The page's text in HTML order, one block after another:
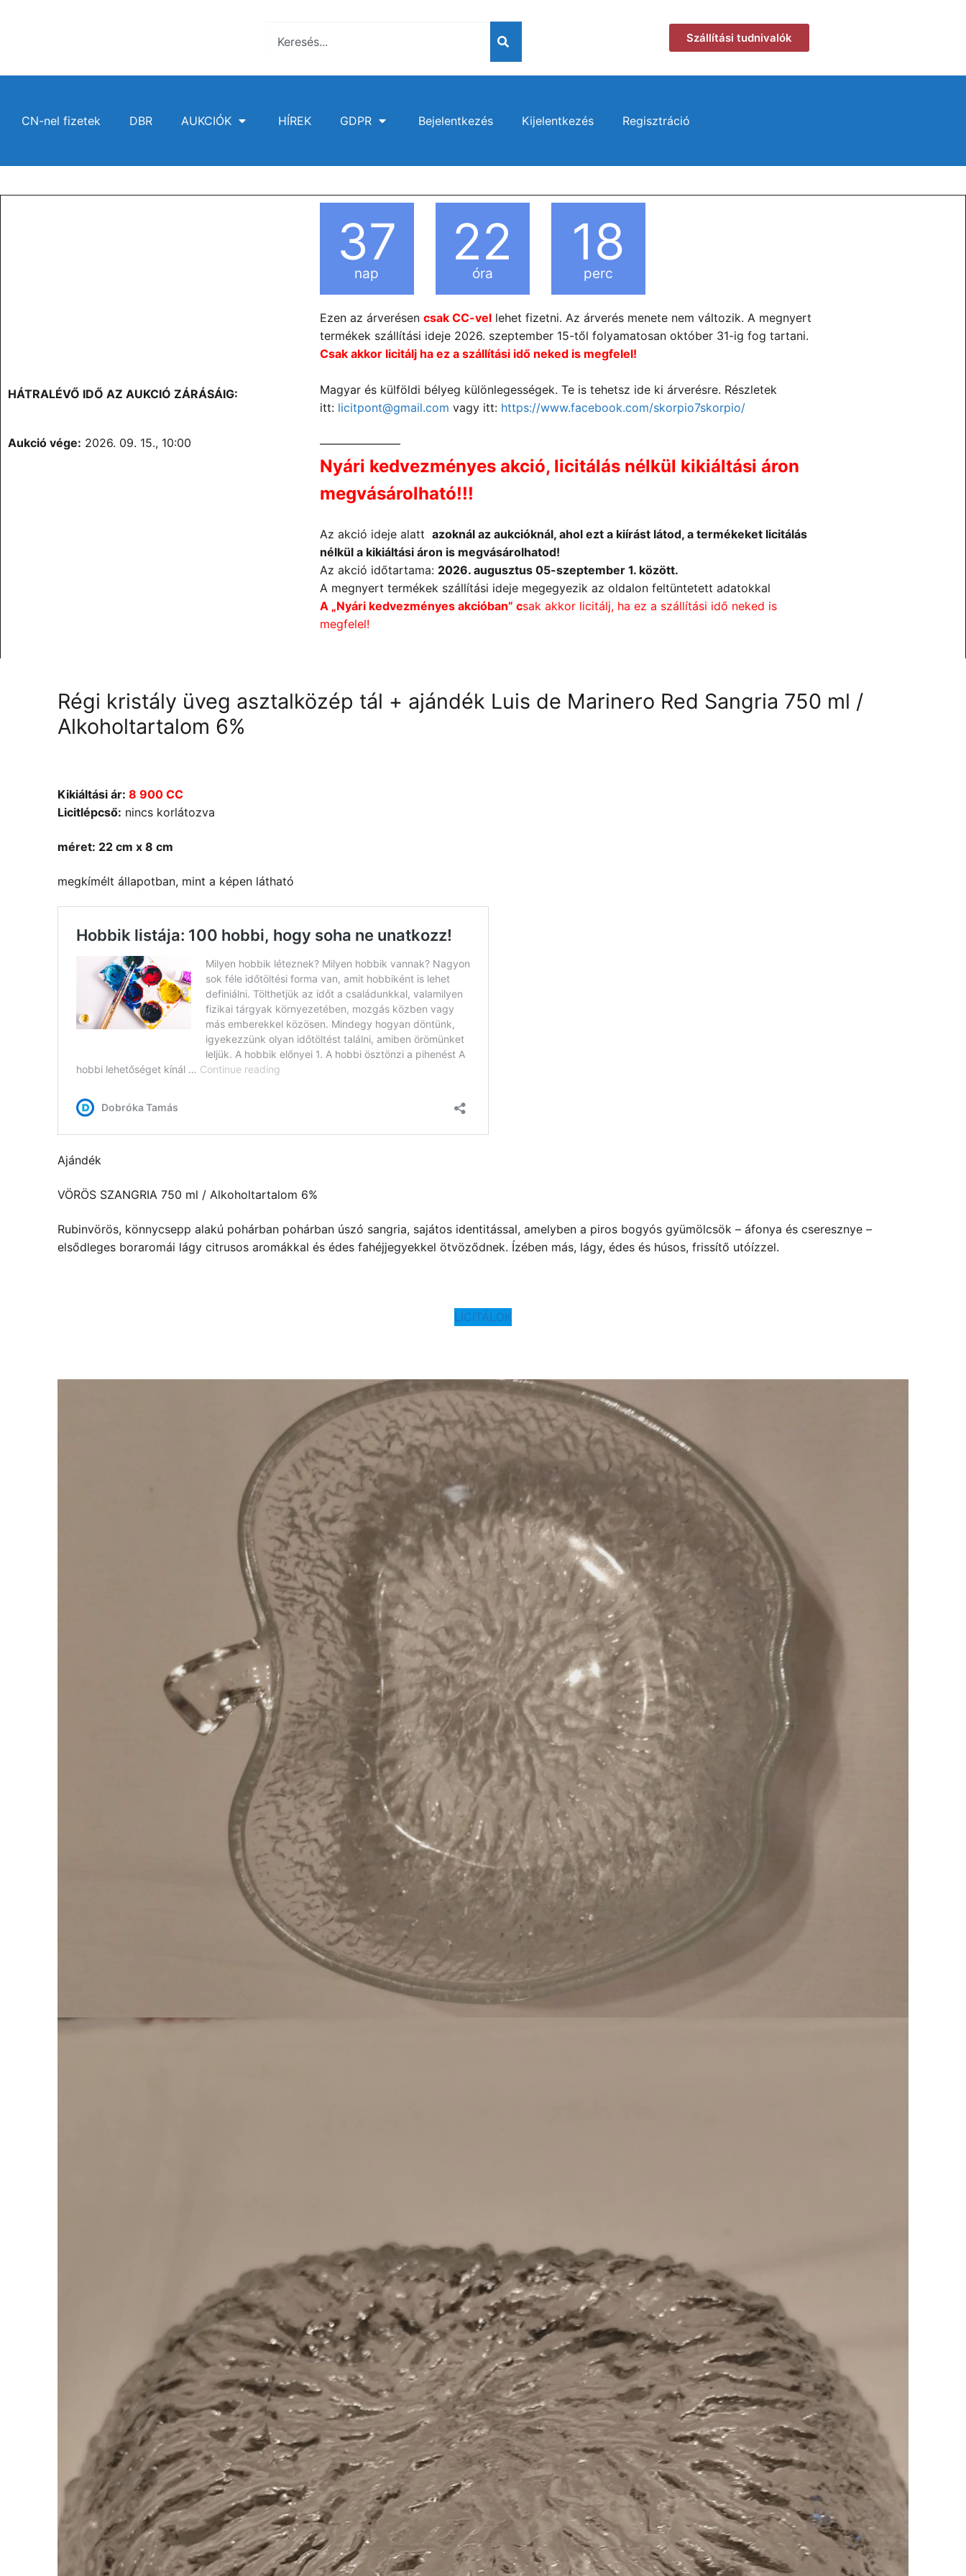
Szállítási tudnivalók
CN-nel fizetek DBR AUKCIÓK HÍREK GDPR Bejelentkezés Kijelentkezés Regisztráció
HÁTRALÉVŐ IDŐ AZ AUKCIÓ ZÁRÁSÁIG:
Aukció vége: 2026. 09. 15., 10:00
37
nap
22
óra
18
perc
Ezen az árverésen csak CC-vellehet fizetni. Az árverés menete nem változik. A megnyert
termékek szállítási ideje 2026. szeptember 15-től folyamatosan október 31-ig fog tartani.
Csak akkor licitálj ha ez a szállítási idő neked is megfelel!
Magyar és külföldi bélyeg különlegességek. Te is tehetsz ide ki árverésre. Részletek
itt: licitpont@gmail.com vagy itt: https://www.facebook.com/skorpio7skorpio/
———————
Nyári kedvezményes akció, licitálás nélkül kikiáltási áron
megvásárolható!!!
Az akció ideje alatt azoknál az aukcióknál, ahol ezt a kiírást látod, a termékeket licitálás
nélkül a kikiáltási áron is megvásárolhatod!
Az akció időtartama: 2026. augusztus 05-szeptember 1. között.
A megnyert termékek szállítási ideje megegyezik az oldalon feltüntetett adatokkal
A „Nyári kedvezményes akcióban” csak akkor licitálj, ha ez a szállítási idő neked is
megfelel!
Régi kristály üveg asztalközép tál + ajándék Luis de Marinero Red Sangria 750 ml /
Alkoholtartalom 6%
Kikiáltási ár: 8 900 CC
Licitlépcső: nincs korlátozva
méret: 22 cm x 8 cm
megkímélt állapotban, mint a képen látható
Ajándék
VÖRÖS SZANGRIA 750 ml / Alkoholtartalom 6%
Rubinvörös, könnycsepp alakú pohárban pohárban úszó sangria, sajátos identitással, amelyben a piros bogyós gyümölcsök – áfonya és cseresznye –
elsődleges boraromái lágy citrusos aromákkal és édes fahéjjegyekkel ötvöződnek. Ízében más, lágy, édes és húsos, frissítő utóízzel.
LICITÁLOK